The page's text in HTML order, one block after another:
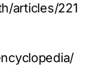
articles/221